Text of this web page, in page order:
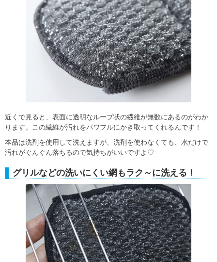
近くで見ると、表面に透明なループ状の繊維が無数にあるのがわか
ります。この繊維が汚れをパワフルにかき取ってくれるんです！
本品は洗剤を使用して洗えますが、洗剤を使わなくても、水だけで
汚れがぐんぐん落ちるので気持ちがいいですよ♡
グリルなどの洗いにくい網もラク～に洗える！